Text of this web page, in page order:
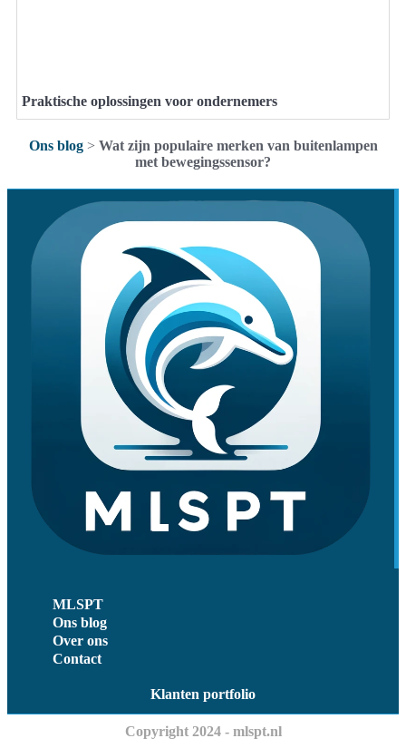
Praktische oplossingen voor ondernemers
Ons blog> Wat zijn populaire merken van buitenlampen
met bewegingssensor?
MLSPT
Ons blog
Over ons
Contact
Klanten portfolio
Copyright 2024 - mlspt.nl